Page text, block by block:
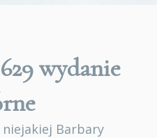
wydanie
Barbary